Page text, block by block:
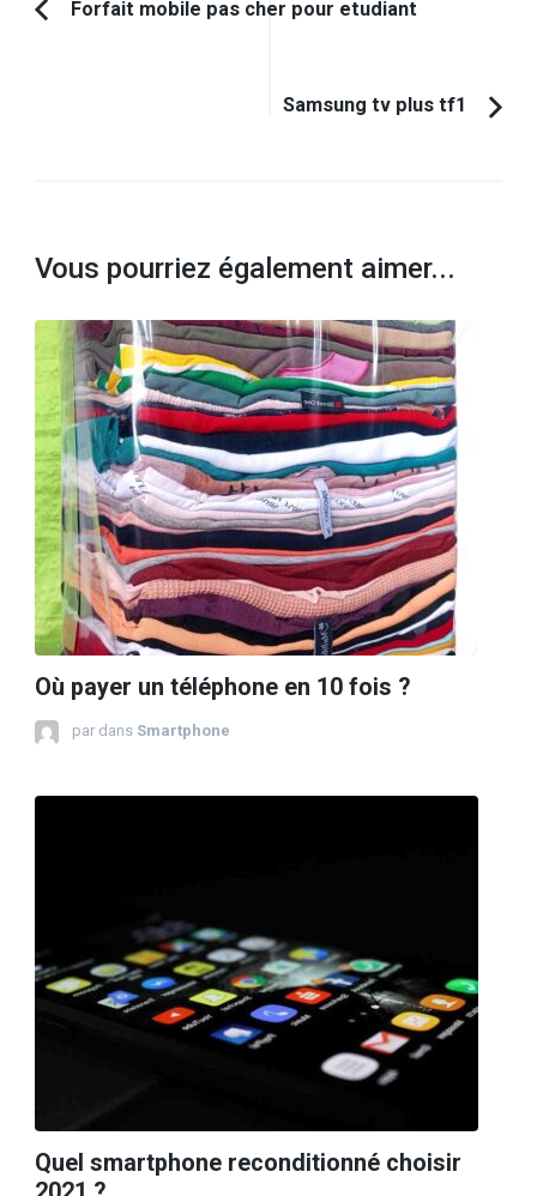
Navigation
Forfait mobile pas cher pour etudiant
Samsung tv plus tf1
Vous pourriez également aimer...
Où payer un téléphone en 10 fois ?
par dans Smartphone
Quel smartphone reconditionné choisir